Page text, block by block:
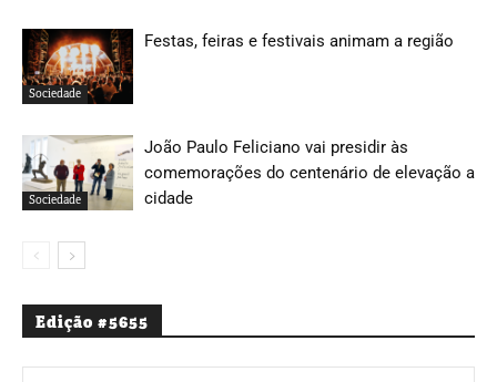
Sociedade
Festas, feiras e festivais animam a região
Sociedade
João Paulo Feliciano vai presidir às
comemorações do centenário de elevação a
cidade
Edição #5655